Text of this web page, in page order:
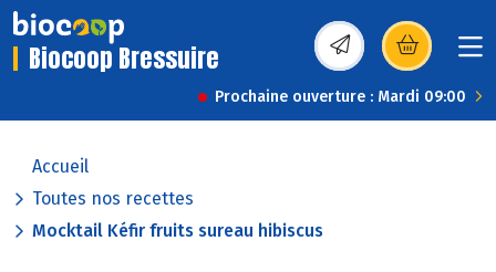
Biocoop Bressuire (s’ouvre dans une
Prochaine ouverture : Mardi 09:00
Accueil
Toutes nos recettes
Mocktail Kéfir fruits sureau hibiscus